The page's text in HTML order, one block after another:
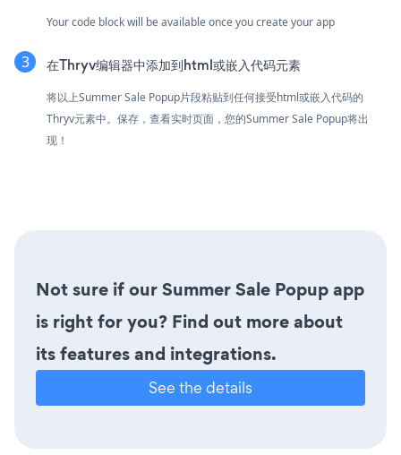
Your code block will be available once you create your app
在Thryv编辑器中添加到html或嵌入代码元素
将以上Summer Sale Popup片段粘贴到任何接受html或嵌入代码的
Thryv元素中。保存，查看实时页面，您的Summer Sale Popup将出
现！
Not sure if our Summer Sale Popup app
is right for you? Find out more about
its features and integrations.
See the details